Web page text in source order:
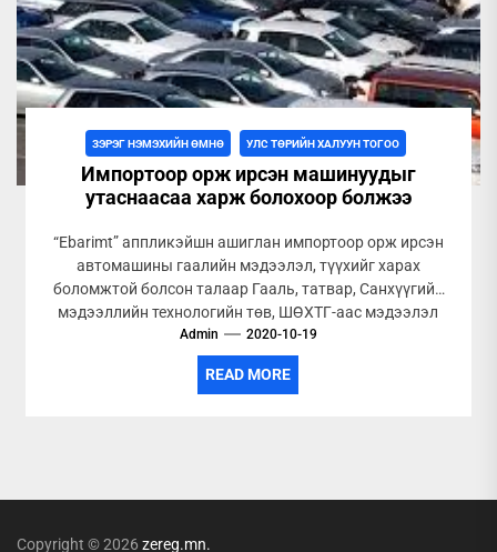
ЗЭРЭГ НЭМЭХИЙН ӨМНӨ УЛС ТӨРИЙН ХАЛУУН ТОГОО
Импортоор орж ирсэн машинуудыг
утаснаасаа харж болохоор болжээ
“Ebarimt” аппликэйшн ашиглан импортоор орж ирсэн
автомашины гаалийн мэдээлэл, түүхийг харах
боломжтой болсон талаар Гааль, татвар, Санхүүгийн
мэдээллийн технологийн төв, ШӨХТГ-аас мэдээлэл
хийж байна.
Admin 2020-10-19
READ MORE
Copyright © 2026 zereg.mn.